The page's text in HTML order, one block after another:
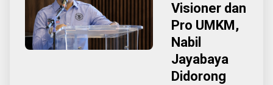
Visioner dan
Pro UMKM,
Nabil
Jayabaya
Didorong